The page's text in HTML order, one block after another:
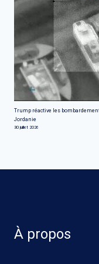
Trump réactive les
Jordanie
30 juillet 2026
À propos